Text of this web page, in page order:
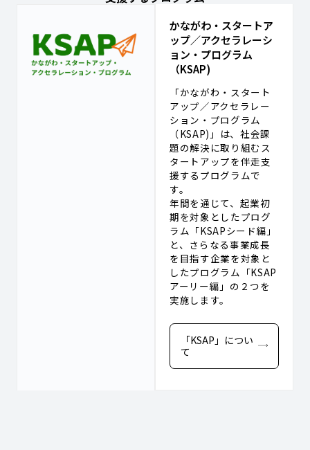
かながわ・スタートア
ップ／アクセラレーシ
ョン・プログラム
（KSAP)
「かながわ・スタート
アップ／アクセラレー
ション・プログラム
（KSAP)」は、社会課
題の解決に取り組むス
タートアップを伴走支
援するプログラムで
す。
年間を通じて、起業初
期を対象としたプログ
ラム「KSAPシード編」
と、さらなる事業成長
を目指す企業を対象と
したプログラム「KSAP
アーリー編」の２つを
実施します。
「KSAP」につい
て